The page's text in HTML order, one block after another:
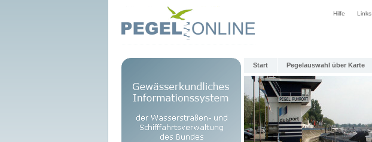
Hilfe Links
Start Pegelauswahl über Karte